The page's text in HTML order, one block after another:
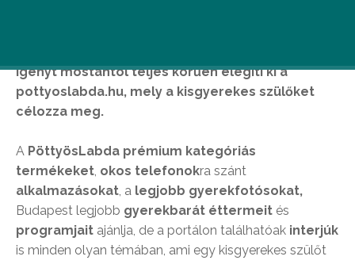
igényt mostantól teljes körűen elégíti ki a
pottyoslabda.hu, mely a kisgyerekes szülőket
célozza meg.
A PöttyösLabda prémium kategóriás
termékeket, okos telefonokra szánt
alkalmazásokat, a legjobb gyerekfotósokat,
Budapest legjobb gyerekbarát éttermeit és
programjait ajánlja, de a portálon találhatóak interjúk
is minden olyan témában, ami egy kisgyerekes szülőt